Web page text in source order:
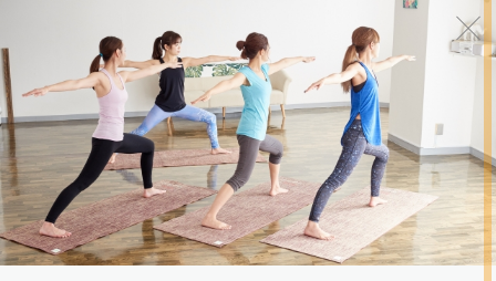
健康报报
分类 全部 健康情报 友善连结